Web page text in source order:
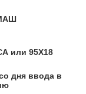
или 95Х18
дня ввода в